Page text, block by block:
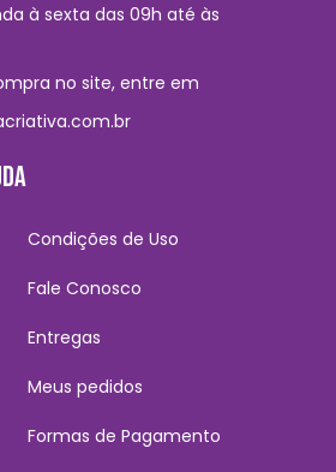
à sexta das 09h até às
no site, entre em
Condições de Uso
Fale Conosco
Entregas
Meus pedidos
Formas de Pagamento